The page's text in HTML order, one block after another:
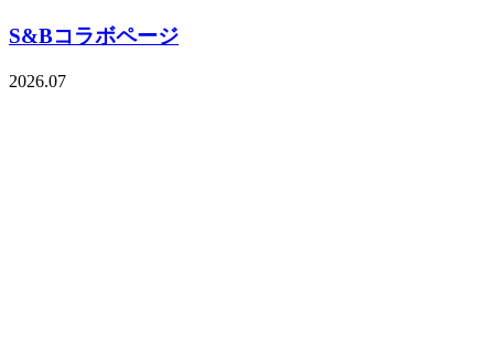
S&Bコラボページ
2026.07